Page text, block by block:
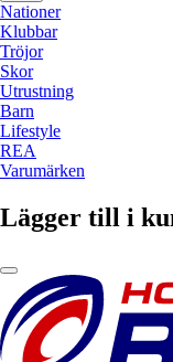
Nationer
Klubbar
Tröjor
Skor
Utrustning
Barn
Lifestyle
REA
Varumärken
Lägger till i